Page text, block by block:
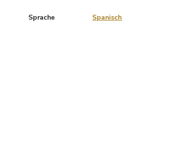
Sprache Spanisch